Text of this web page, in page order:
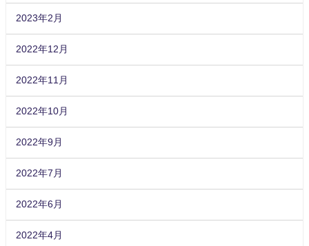
2023年2月
2022年12月
2022年11月
2022年10月
2022年9月
2022年7月
2022年6月
2022年4月